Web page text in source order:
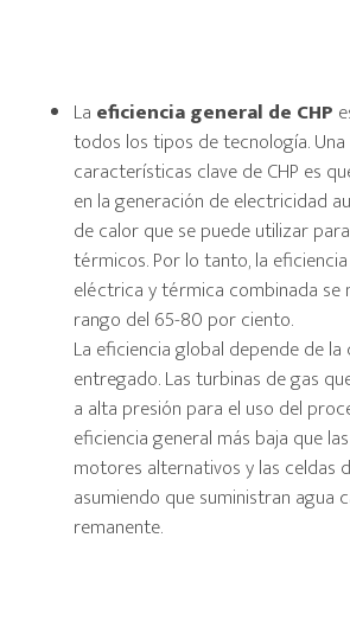
La eficiencia general de CHP
todos los tipos de tecnología. Una
características clave de CHP es
en la generación de electricidad
de calor que se puede utilizar
térmicos. Por lo tanto, la
eléctrica y térmica combinada se
rango del 65-80 por ciento.
La eficiencia global depende de
entregado. Las turbinas de gas
a alta presión para el uso del
eficiencia general más baja que
motores alternativos y las celdas
asumiendo que suministran agua
remanente.